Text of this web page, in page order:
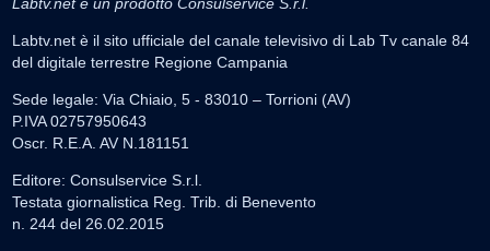
Labtv.net è il sito ufficiale del canale televisivo di Lab Tv canale 84
del digitale terrestre Regione Campania
Sede legale: Via Chiaio, 5 - 83010 – Torrioni (AV)
P.IVA 02757950643
Oscr. R.E.A. AV N.181151
Editore: Consulservice S.r.l.
Testata giornalistica Reg. Trib. di Benevento
n. 244 del 26.02.2015